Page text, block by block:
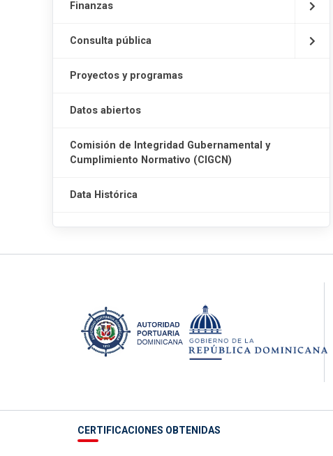
Finanzas
Consulta pública
Proyectos y programas
Datos abiertos
Comisión de Integridad Gubernamental y
Cumplimiento Normativo (CIGCN)
Data Histórica
CERTIFICACIONES OBTENIDAS